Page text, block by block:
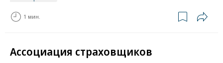
1 мин.
Ассоциация страховщиков